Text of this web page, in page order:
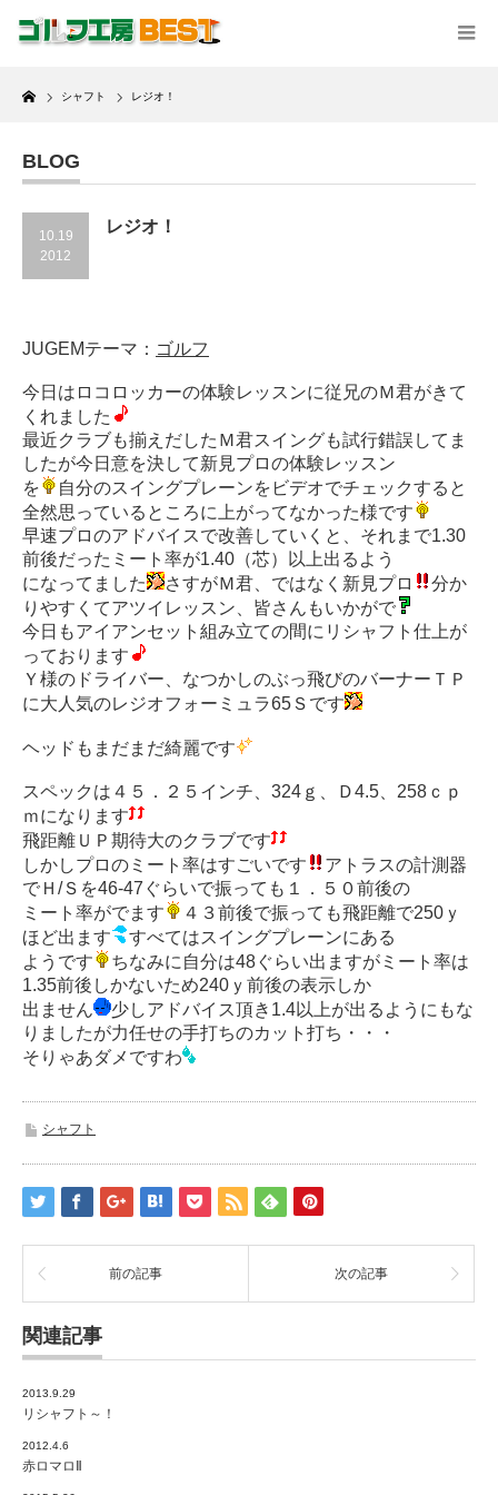
Home
シャフト レジオ！
BLOG
10.19
2012
レジオ！
JUGEMテーマ： ゴルフ
今日はロコロッカーの体験レッスンに従兄のＭ君がきて
くれました
最近クラブも揃えだしたＭ君スイングも試行錯誤してま
したが今日意を決して新見プロの体験レッスン
を
自分のスイングプレーンをビデオでチェックすると
全然思っているところに上がってなかった様です
早速プロのアドバイスで改善していくと、それまで1.30
前後だったミート率が1.40（芯）以上出るよう
になってました
さすがＭ君、ではなく新見プロ
分か
りやすくてアツイレッスン、皆さんもいかがで
今日もアイアンセット組み立ての間にリシャフト仕上が
っております
Ｙ様のドライバー、なつかしのぶっ飛びのバーナーＴＰ
に大人気のレジオフォーミュラ65Ｓです
ヘッドもまだまだ綺麗です
スペックは４５．２５インチ、324ｇ、Ｄ4.5、258ｃｐ
ｍになります
飛距離ＵＰ期待大のクラブです
しかしプロのミート率はすごいです
アトラスの計測器
でＨ/Ｓを46-47ぐらいで振っても１．５０前後の
ミート率がでます
４３前後で振っても飛距離で250ｙ
ほど出ます
すべてはスイングプレーンにある
ようです
ちなみに自分は48ぐらい出ますがミート率は
1.35前後しかないため240ｙ前後の表示しか
出ません
少しアドバイス頂き1.4以上が出るようにもな
りましたが力任せの手打ちのカット打ち・・・
そりゃあダメですわ
シャフト
前の記事 次の記事
関連記事
2013.9.29
リシャフト～！
2012.4.6
赤ロマロⅡ